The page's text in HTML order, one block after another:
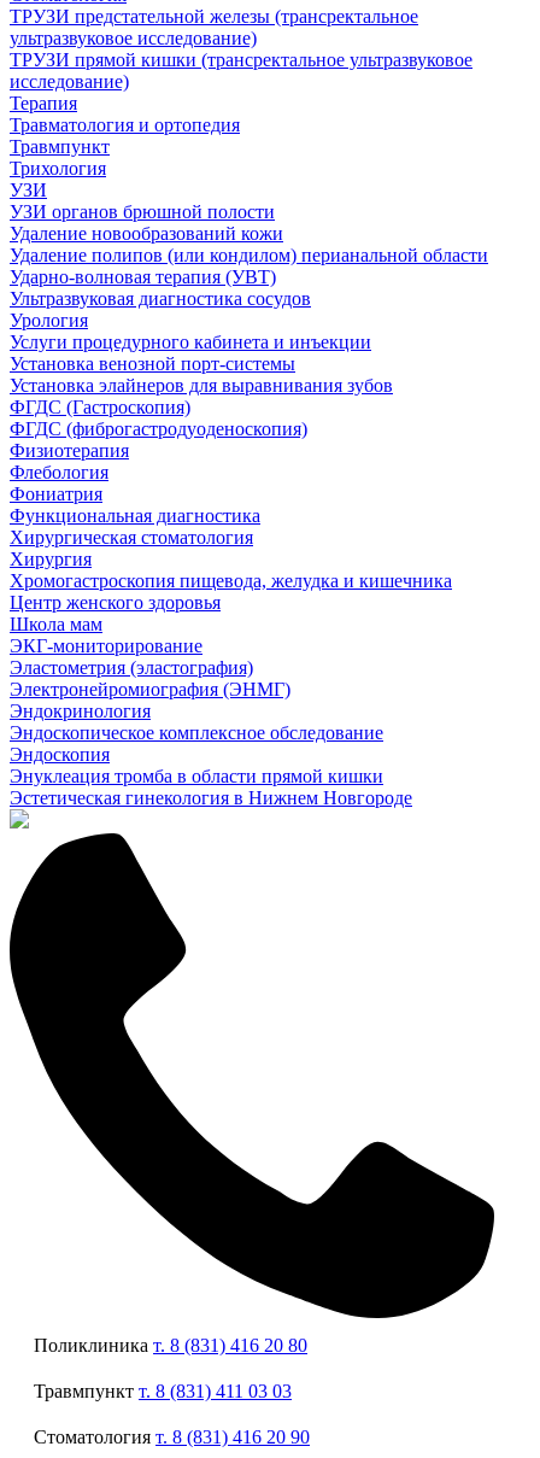
ТРУЗИ предстательной железы (трансректальное
ультразвуковое исследование)
ТРУЗИ прямой кишки (трансректальное ультразвуковое
исследование)
Терапия
Травматология и ортопедия
Травмпункт
Трихология
УЗИ
УЗИ органов брюшной полости
Удаление новообразований кожи
Удаление полипов (или кондилом) перианальной области
Ударно-волновая терапия (УВТ)
Ультразвуковая диагностика сосудов
Урология
Услуги процедурного кабинета и инъекции
Установка венозной порт-системы
Установка элайнеров для выравнивания зубов
ФГДС (Гастроскопия)
ФГДС (фиброгастродуоденоскопия)
Физиотерапия
Флебология
Фониатрия
Функциональная диагностика
Хирургическая стоматология
Хирургия
Хромогастроскопия пищевода, желудка и кишечника
Центр женского здоровья
Школа мам
ЭКГ-мониторирование
Эластометрия (эластография)
Электронейромиография (ЭНМГ)
Эндокринология
Эндоскопическое комплексное обследование
Эндоскопия
Энуклеация тромба в области прямой кишки
Эстетическая гинекология в Нижнем Новгороде
Поликлиника т. 8 (831) 416 20 80
Травмпункт т. 8 (831) 411 03 03
Стоматология т. 8 (831) 416 20 90